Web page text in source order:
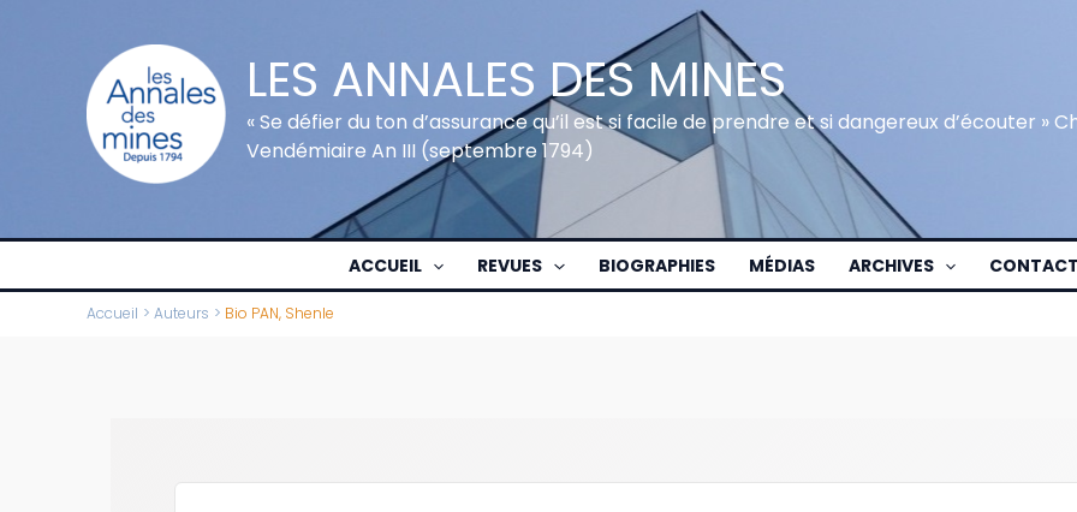
LES ANNALES DES MINES
« Se défier du ton d’assurance qu’il est si facile de prendre et si dangereux d’écouter »
Vendémiaire An III (septembre 1794)
ACCUEIL REVUES BIOGRAPHIES MÉDIAS ARCHIVES CONTACT
Accueil Auteurs Bio PAN, Shenle